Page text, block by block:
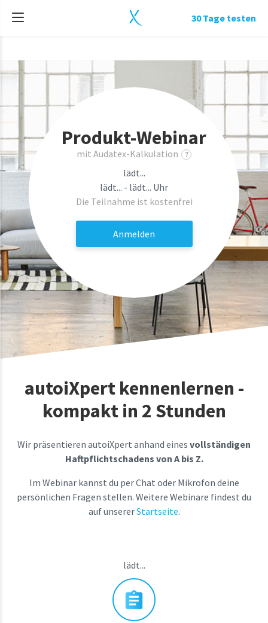
30 Tage testen
Produkt-Webinar
mit Audatex-Kalkulation ?
lädt...
lädt... - lädt... Uhr
Die Teilnahme ist kostenfrei
Anmelden
autoiXpert kennenlernen -
kompakt in 2 Stunden
Wir präsentieren autoiXpert anhand eines vollständigen
Haftpflichtschadens von A bis Z.
Im Webinar kannst du per Chat oder Mikrofon deine
persönlichen Fragen stellen. Weitere Webinare findest du
auf unsererStartseite.
lädt...